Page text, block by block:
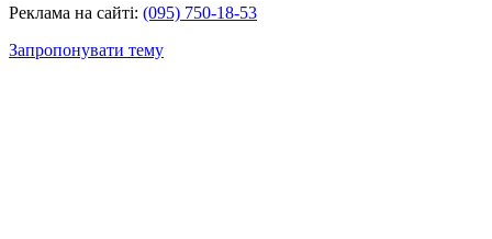
Реклама на сайті: (095) 750-18-53
Запропонувати тему